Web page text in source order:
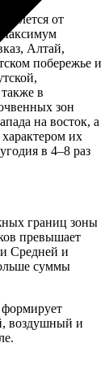
от
Алтай,
побережье и
в
зон
на восток, а
их
в 4–8 раз
границ зоны
превышает
Средней и
суммы
воздушный и